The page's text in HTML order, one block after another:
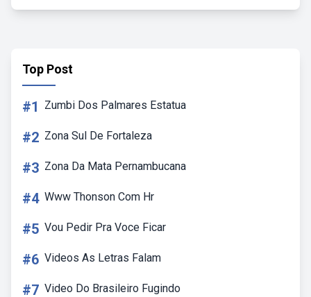
Top Post
#1 Zumbi Dos Palmares Estatua
#2 Zona Sul De Fortaleza
#3 Zona Da Mata Pernambucana
#4 Www Thonson Com Hr
#5 Vou Pedir Pra Voce Ficar
#6 Videos As Letras Falam
#7 Video Do Brasileiro Fugindo